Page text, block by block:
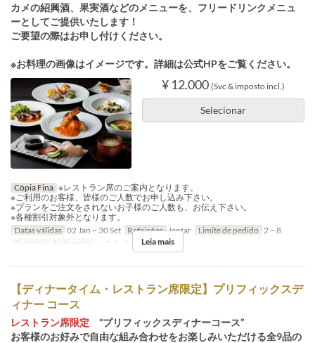
カメの紹興酒、果実酒などのメニューを、フリードリンクメニュ
ーとしてご提供いたします！
ご要望の際はお申し付けください。
※お料理の画像はイメージです。詳細は公式HPをご覧ください。
¥ 12.000 (Svc & imposto incl.)
Selecionar
Cópia Fina ※レストラン席のご案内となります。
※ご利用のお客様、皆様のご人数でお申し込み下さい。
※プランをご注文をされないお子様のご人数も、お伝え下さい。
※各種割引対象外となります。
Datas válidas 02 Jan ~ 30 Set Refeições Jantar Limite de pedido 2 ~ 8
Categoria de Assento
レストラン席Leia mais
【ディナータイム・レストラン席限定】プリフィックスデ
ィナー コース
レストラン席限定 “プリフィックスディナーコース”
お客様のお好みで自由な組み合わせをお楽しみいただける全9品の